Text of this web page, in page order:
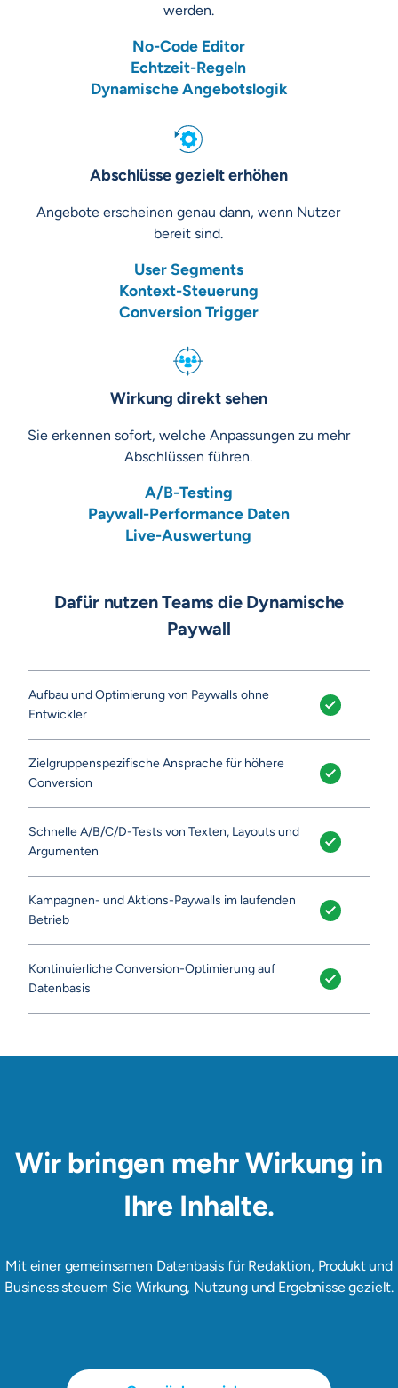
werden.
No-Code Editor
Echtzeit-Regeln
Dynamische Angebotslogik
Abschlüsse gezielt erhöhen
Angebote erscheinen genau dann, wenn Nutzer
bereit sind.
User Segments
Kontext-Steuerung
Conversion Trigger
Wirkung direkt sehen
Sie erkennen sofort, welche Anpassungen zu mehr
Abschlüssen führen.
A/B-Testing
Paywall-Performance Daten
Live-Auswertung
Dafür nutzen Teams die Dynamische
Paywall
Aufbau und Optimierung von Paywalls ohne
Entwickler
Zielgruppenspezifische Ansprache für höhere
Conversion
Schnelle A/B/C/D-Tests von Texten, Layouts und
Argumenten
Kampagnen- und Aktions-Paywalls im laufenden
Betrieb
Kontinuierliche Conversion-Optimierung auf
Datenbasis
Wir bringen mehr Wirkung in
Ihre Inhalte.
Mit einer gemeinsamen Datenbasis für Redaktion, Produkt und
Business steuern Sie Wirkung, Nutzung und Ergebnisse gezielt.